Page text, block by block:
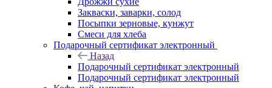
Закваски, заварки, солод
Посыпки зерновые, кунжут
Смеси для хлеба
Подарочный сертификат электронный
Назад
Подарочный сертификат электронный
Подарочный сертификат электронный